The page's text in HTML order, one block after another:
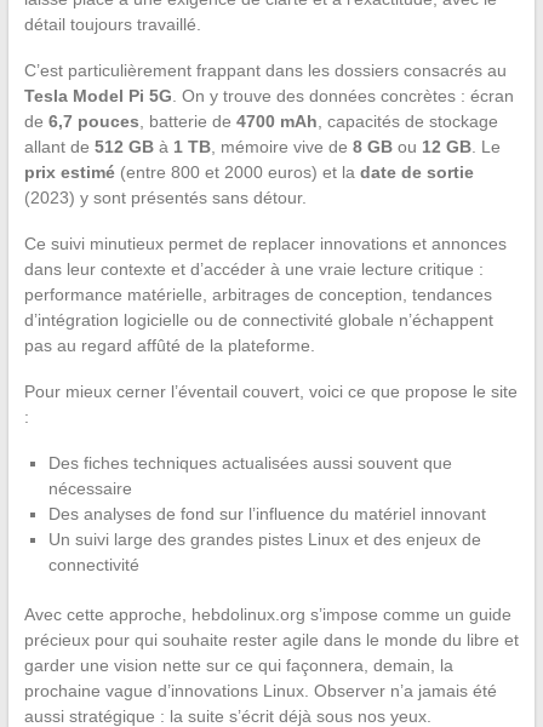
détail toujours travaillé.
C’est particulièrement frappant dans les dossiers consacrés au
Tesla Model Pi 5G . On y trouve des données concrètes : écran
de 6,7 pouces , batterie de 4700 mAh , capacités de stockage
allant de 512 GBà 1 TB, mémoire vive de 8 GBou 12 GB. Le
prix estimé(entre 800 et 2000 euros) et la date de sortie
(2023) y sont présentés sans détour.
Ce suivi minutieux permet de replacer innovations et annonces
dans leur contexte et d’accéder à une vraie lecture critique :
performance matérielle, arbitrages de conception, tendances
d’intégration logicielle ou de connectivité globale n’échappent
pas au regard affûté de la plateforme.
Pour mieux cerner l’éventail couvert, voici ce que propose le site
:
Des fiches techniques actualisées aussi souvent que
nécessaire
Des analyses de fond sur l’influence du matériel innovant
Un suivi large des grandes pistes Linux et des enjeux de
connectivité
Avec cette approche, hebdolinux.org s’impose comme un guide
précieux pour qui souhaite rester agile dans le monde du libre et
garder une vision nette sur ce qui façonnera, demain, la
prochaine vague d’innovations Linux. Observer n’a jamais été
aussi stratégique : la suite s’écrit déjà sous nos yeux.